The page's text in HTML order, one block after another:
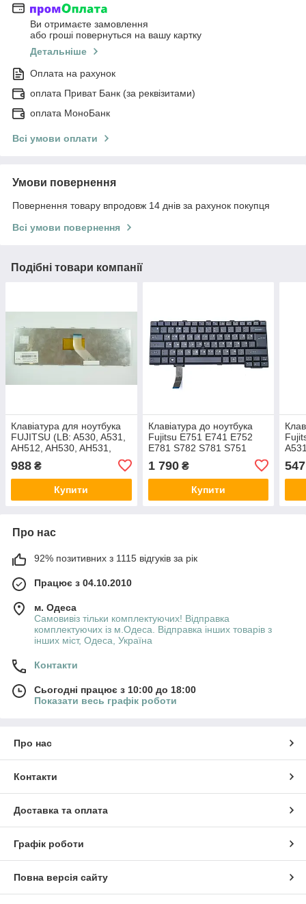
Ви отримаєте замовлення
або гроші повернуться на вашу картку
Детальніше
Оплата на рахунок
оплата Приват Банк (за реквізитами)
оплата МоноБанк
Всі умови оплати
Умови повернення
Повернення товару впродовж 14 днів за рахунок покупця
Всі умови повернення
Подібні товари компанії
Клавіатура для ноутбука
FUJITSU (LB: A530, A531,
AH512, AH530, AH531,
988 ₴
Купити
Клавіатура до ноутбука
Fujitsu E751 E741 E752
E781 S782 S781 S751
1 790₴
Купити
547
Про нас
92% позитивних з 1115 відгуків за рік
Працює з 04.10.2010
м. Одеса
Самовивіз тільки комплектуючих! Відправка
комплектуючих із м.Одеса. Відправка інших товарів з
інших міст, Одеса, Україна
Контакти
Сьогодні працює з 10:00 до 18:00
Показати весь графік роботи
Про нас
Контакти
Доставка та оплата
Графік роботи
Повна версія сайту